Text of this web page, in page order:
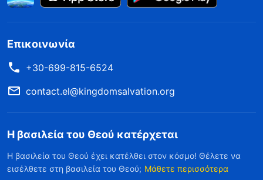
Επικοινωνία
+30-699-815-6524
contact.el@kingdomsalvation.org
Η βασιλεία του Θεού κατέρχεται
Η βασιλεία του Θεού έχει κατέλθει στον κόσμο! Θέλετε να
εισέλθετε στη βασιλεία του Θεού; Μάθετε περισσότερα